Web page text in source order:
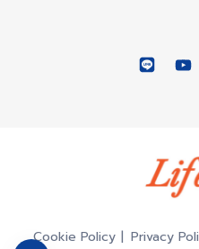
Privacy
Cookie Policy